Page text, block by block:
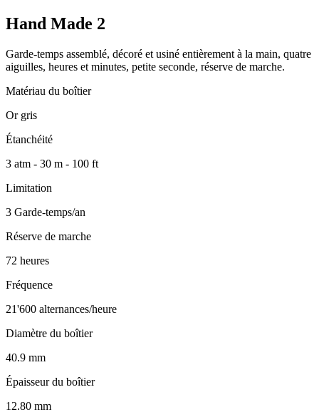
Hand Made 2
Garde-temps assemblé, décoré et usiné entièrement à la main, quatre
aiguilles, heures et minutes, petite seconde, réserve de marche.
Matériau du boîtier
Or gris
Étanchéité
3 atm - 30 m - 100 ft
Limitation
3 Garde-temps/an
Réserve de marche
72 heures
Fréquence
21'600 alternances/heure
Diamètre du boîtier
40.9 mm
Épaisseur du boîtier
12.80 mm